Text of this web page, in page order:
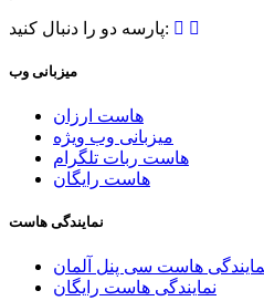
پارسه دو را دنبال کنید:
میزبانی وب
هاست ارزان
میزبانی وب ویژه
هاست ربات تلگرام
هاست رایگان
نمایندگی هاست
هاست سی پنل آلمان
نمایندگی هاست رایگان